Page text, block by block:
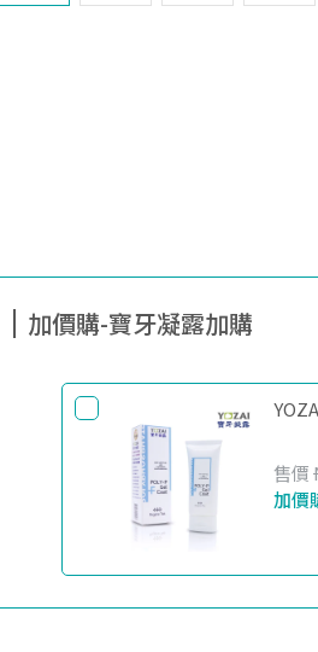
加價購-寶牙凝露加購
售價
加價